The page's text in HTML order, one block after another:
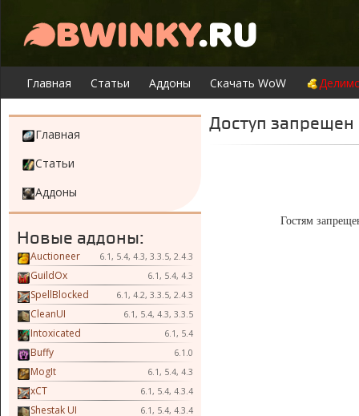
Главная Статьи Аддоны Скачать WoW
Главная
Статьи
Аддоны
Новые аддоны:
Auctioneer 6.1, 5.4, 4.3, 3.3.5, 2.4.3
GuildOx 6.1, 5.4, 4.3
SpellBlocked 6.1, 4.2, 3.3.5, 2.4.3
CleanUI 6.1, 5.4, 4.3, 3.3.5
Intoxicated 6.1, 5.4
Buffy 6.1.0
MogIt 6.1, 5.4, 4.3
xCT 6.1, 5.4, 4.3.4
Shestak UI 6.1, 5.4, 4.3.4
Доступ запрещен
Гостям